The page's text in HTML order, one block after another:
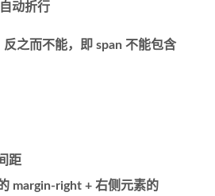
动折行
之而不能，即 span 不能包含
距
margin-right + 右侧元素的